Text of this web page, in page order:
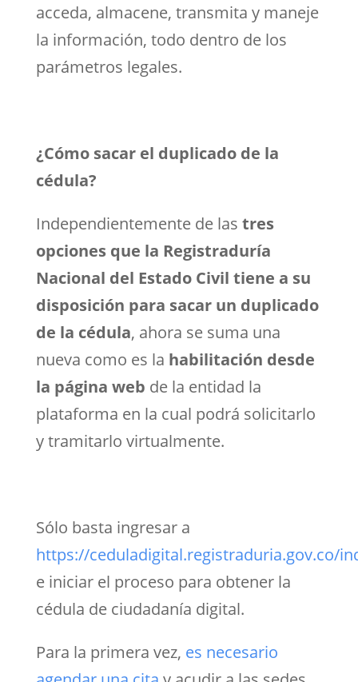
acceda, almacene, transmita y maneje
la información, todo dentro de los
parámetros legales.
¿Cómo sacar el duplicado de la
cédula?
Independientemente de las tres
opciones que la Registraduría
Nacional del Estado Civil tiene a su
disposición para sacar un duplicado
de la cédula, ahora se suma una
nueva como es la habilitación desde
la página web de la entidad la
plataforma en la cual podrá solicitarlo
y tramitarlo virtualmente.
Sólo basta ingresar a
https://ceduladigital.registraduria.gov.co/
e iniciar el proceso para obtener la
cédula de ciudadanía digital.
Para la primera vez, es necesario